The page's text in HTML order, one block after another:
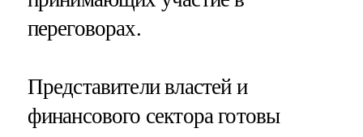
переговорах.
Представители властей и
финансового сектора готовы